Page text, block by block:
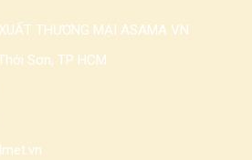
THƯƠNG MẠI ASAMA VN
Sơn, TP HCM